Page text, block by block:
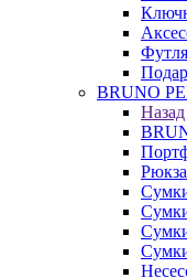
BRUNO
Назад